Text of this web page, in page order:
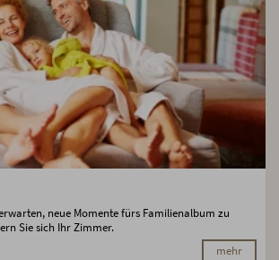
neue Momente fürs Familienalbum zu
Sie sich Ihr Zimmer.
mehr